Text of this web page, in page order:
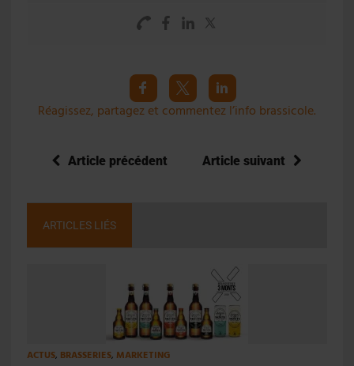
Réagissez, partagez et commentez l’info brassicole.
Article précédent Article suivant
ARTICLES LIÉS
ACTUS, BRASSERIES, MARKETING